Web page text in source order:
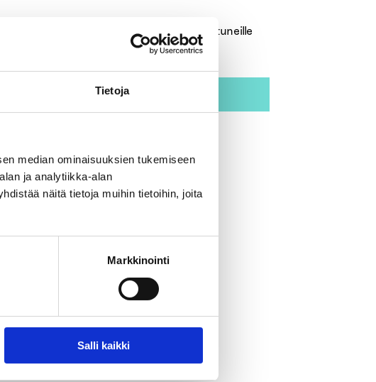
Tietoja
median ominaisuuksien tukemiseen
ja analytiikka-alan
näitä tietoja muihin tietoihin, joita
Markkinointi
Salli kaikki
kaikille ehkäisevästä päihdetyöstä kiinnostuneille
pääset tästä:
ESITTELY